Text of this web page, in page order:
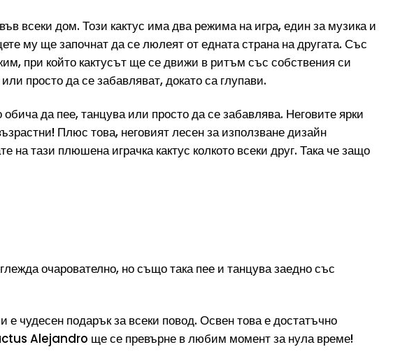
всеки дом. Този кактус има два режима на игра, един за музика и
му ще започнат да се люлеят от едната страна на другата. Със
при който кактусът ще се движи в ритъм със собствения си
просто да се забавляват, докато са глупави.
да пее, танцува или просто да се забавлява. Неговите ярки
Плюс това, неговият лесен за използване дизайн
тази плюшена играчка кактус колкото всеки друг. Така че защо
очарователно, но също така пее и танцува заедно със
е чудесен подарък за всеки повод. Освен това е достатъчно
Alejandro ще се превърне в любим момент за нула време!